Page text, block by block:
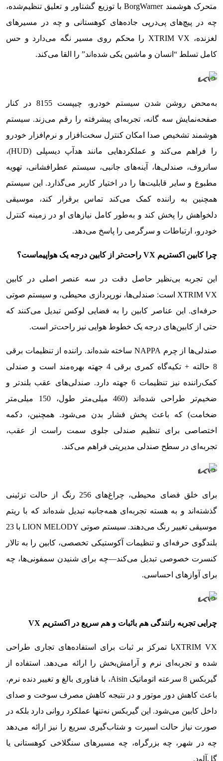
متحرک هوشمند BorgWarner با توزیع گشتاور و تعلیق تنظیم‌شده،
چه در پیچ‌های پی‌درپی جاده‌های کوهستانی و چه در مسیرهای
لغزنده، XTRIM VX را محکم روی مسیر نگه می‌دارد و حس
کامل تسلط “انسان و ماشین یکی شده‌اند” را القا می‌کند.
به‌محض روشن شدن سیستم خودرو، چیپست 8155 در کنار
صفحه‌نمایش سه گانه، تجربه‌ای پیشرفته را رقم می‌زند. سیستم
هوشمند تشخیص صدا امکان کنترل سخت‌افزار و نرم‌افزار خودرو
را فراهم می‌کند و عملکردهایی مانند هدآپ دیسپلی (HUD)،
سانروف، صندلی‌ها، آینه‌های جانبی، سیستم عطرافشانی، تهویه
مطبوع و سایر قابلیت‌ها را در اختیار کاربر می‌گذارد. این سیستم
همچنین به راننده کمک می‌کند تماس برقرار کند، موسیقی
دلخواهش را پخش کند و به‌طور کامل نیازهای او در زمینه کنترل
خودرو، ارتباطات و سرگرمی را پاسخ می‌دهد.
چرا کابین اکستریم VX راحت‌تر از کابین درجه یک هواپیماست؟
این تجربه بی‌نظیر حاصل دقت در سه عنصر اصلی در کابین
XTRIM VX است: صندلی‌ها، نورپردازی محیطی، و سیستم صوتی
حرفه‌ای. این عناصر کابین را به فضایی لوکس تبدیل می‌کنند که
حتی از کابین‌های درجه یک خطوط هوایی نیز راحت‌تر است.
صندلی‌ها از چرم NAPPA ساخته شده‌اند. راننده از تنظیمات برقی
8 حالته + تکیه‌گاه کمری برقی 4 جهته بهره‌مند است و صندلی
کمک‌راننده نیز تنظیمات 6 جهته دارد. صندلی‌های عقب بلندتر و
ضخیم‌تر طراحی شده‌اند (460 میلی‌متر طول، 150 میلی‌متر
ضخامت) که باعث پخش فشار بدن می‌شود. همچنین، دکمه
اختصاصی برای تنظیم صندلی جلوی سمت راست از عقب،
تجربه‌ای در سطح صندلی مدیریتی فراهم می‌کند.
برای خلق فضای محیطی، چراغ‌های 256 رنگ از حالت تزئینی
گذشته‌اند و به هسته تجربه‌ای همه‌جانبه تبدیل شده‌اند که با ریتم
موسیقی تغییر رنگ می‌دهند. سیستم صوتی LION MELODY با 23
بلندگوی حرفه‌ای و تنظیمات آکوستیکی تخصصی، کابین را به تالار
کنسرت خصوصی تبدیل می‌کند—چه برای شنیدن سمفونی‌ها، چه
برای آوازهای احساسی.
چرایی تجربه رانندگی هم باثبات و هم سریع در اکستریم VX
XTRIM VXبا تمرکز بر ثبات برای استفاده‌های تجاری طراحی
شده و تجربه‌ای نرم و آرامش‌بخش را ارائه می‌دهد. استفاده از
گیربکس 8 سرعته اتوماتیک Aisin، با فناوری بالغ و تغییر دنده نرم،
باعث کاهش دور موتور و در نتیجه کاهش مصرف سوخت و صدای
داخل کابین می‌شود. این گیربکس نه‌تنها عملکرد روانی دارد بلکه در
صورت نیاز حالت اسپرت و شتاب‌گیری سریع را نیز ارائه می‌دهد
چه در شهر، چه بزرگراه، چه مسیرهای سنگلاخی کوهستانی یا
گل‌آلود.